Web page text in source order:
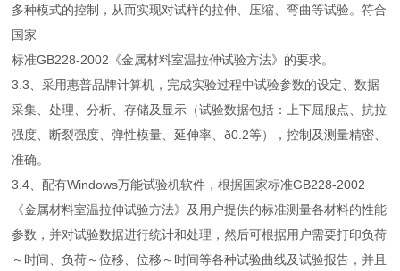
多种模式的控制，从而实现对试样的拉伸、压缩、弯曲等试验。符合
国家
标准GB228-2002《金属材料室温拉伸试验方法》的要求。
3.3、采用惠普品牌计算机，完成实验过程中试验参数的设定、数据
采集、处理、分析、存储及显示（试验数据包括：上下屈服点、抗拉
强度、断裂强度、弹性模量、延伸率、ð0.2等），控制及测量精密、
准确。
3.4、配有Windows万能试验机软件，根据国家标准GB228-2002
《金属材料室温拉伸试验方法》及用户提供的标准测量各材料的性能
参数，并对试验数据进行统计和处理，然后可根据用户需要打印负荷
～时间、负荷～位移、位移～时间等各种试验曲线及试验报告，并且